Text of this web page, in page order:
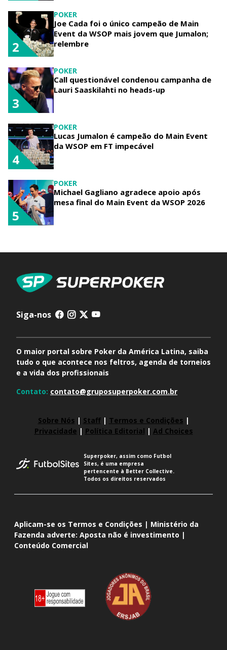
POKER
Joe Cada foi o único campeão de Main
Event da WSOP mais jovem que Jumalon;
relembre
2
POKER
Call questionável condenou campanha de
Lauri Saaskilahti no heads-up
3
POKER
Lucas Jumalon é campeão do Main Event
da WSOP em FT impecável
4
POKER
Michael Gagliano agradece apoio após
mesa final do Main Event da WSOP 2026
5
Siga-nos
O maior portal sobre Poker da América Latina, saiba
tudo o que acontece nos feltros, agenda de torneios
e a vida dos profissionais
Contato: contato@gruposuperpoker.com.br
Sobre Nós | Staff| Termos e Condições |
Privacidade | Política Editorial | Ad Choices
Superpoker, assim como Futbol
Sites, é uma empresa
pertencente à Better Collective.
Todos os direitos reservados
Aplicam-se os Termos e Condições | Ministério da
Fazenda adverte: Aposta não é investimento |
Conteúdo Comercial